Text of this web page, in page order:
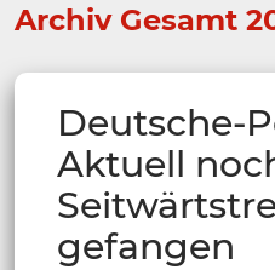
Archiv Gesamt
Deutsche-
Aktuell
gefangen